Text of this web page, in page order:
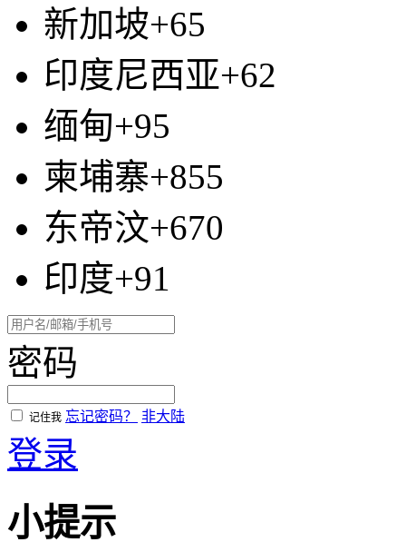
新加坡+65
印度尼西亚+62
缅甸+95
柬埔寨+855
东帝汶+670
印度+91
密码
记住我 忘记密码？ 非大陆
登录
小提示